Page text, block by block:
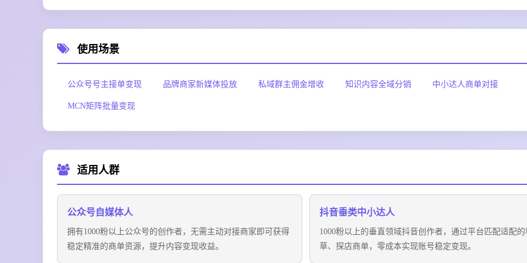
使用场景
公众号号主接单变现 品牌商家新媒体投放 私域群主佣金增收 知识内容全域分销 中小达人商单对接
MCN矩阵批量变现
适用人群
公众号自媒体人
拥有1000粉以上公众号的创作者，无需主动对接商家即可获得
稳定精准的商单资源，提升内容变现收益。
抖音垂类中小达人
1000粉以上的垂直领域抖音创作者，通过平台匹配适配的
草、探店商单，零成本实现账号稳定变现。